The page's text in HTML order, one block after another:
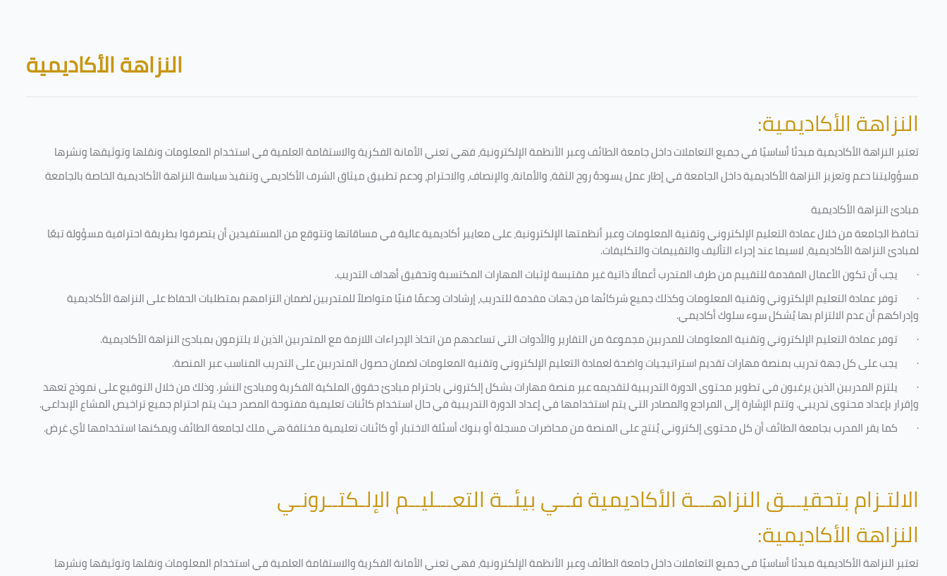
Blocks
النزاهة الأكاديمية
النزاهة الأكاديمية:
تعتبر النزاهة الأكاديمية مبدئا أساسيًا في جميع التعاملات داخل جامعة الطائف وعبر الأنظمة الإلكترونية، فهي تعني الأمانة الفكرية والاستقامة العلمية في استخدام المعلومات ونقلها وتوثيقها ونشرها
مسؤوليتنا دعم وتعزيز النزاهة الأكاديمية داخل الجامعة في إطار عمل يسودهُ روح الثقة، والأمانة، والإنصاف، والاحترام، ودعم تطبيق ميثاق الشرف الأكاديمي وتنفيذ سياسة النزاهة الأكاديمية الخاصة بالجامعة
مبادئ النزاهة الأكاديمية
تحافظ الجامعة من خلال عمادة التعليم الإلكتروني وتقنية المعلومات وعبر أنظمتها الإلكترونية، على معايير أكاديمية عالية في مساقاتها وتتوقع من المستفيدين أن يتصرفوا بطريقة احترافية مسؤولة تبعًا
لمبادئ النزاهة الأكاديمية، لاسيما عند إجراء التأليف والتقييمات والتكليفات.
· يجب أن تكون الأعمال المقدمة للتقييم من طرف المتدرب أعمالًا ذاتية غير مقتبسة لإثبات المهارات المكتسبة وتحقيق أهداف التدريب.
· توفر عمادة التعليم الإلكتروني وتقنية المعلومات وكذلك جميع شركائها من جهات مقدمة للتدريب، إرشادات ودعمًا فنيًا متواصلاً للمتدربين لضمان التزامهم بمتطلبات الحفاظ على النزاهة الأكاديمية
وإدراكهم أن عدم الالتزام بها يُشكل سوء سلوك أكاديمي.
· توفر عمادة التعليم الإلكتروني وتقنية المعلومات للمدربين مجموعة من التقارير والأدوات التي تساعدهم من اتخاذ الإجراءات اللازمة مع المتدربين الذين لا يلتزمون بمبادئ النزاهة الأكاديمية.
· يجب على كل جهة تدريب بمنصة مهارات تقديم استراتيجيات واضحة لعمادة التعليم الإلكتروني وتقنية المعلومات لضمان حصول المتدربين على التدريب المناسب عبر المنصة.
· يلتزم المدربين الذين يرغبون في تطوير محتوى الدورة التدريبية لتقديمه عبر منصة مهارات بشكل إلكتروني باحترام مبادئ حقوق الملكية الفكرية ومبادئ النشر. وذلك من خلال التوقيع على نموذج تعهد
وإقرار بإعداد محتوى تدريبي. وتتم الإشارة إلى المراجع والمصادر التي يتم استخدامها في إعداد الدورة التدريبية في حال استخدام كائنات تعليمية مفتوحة المصدر حيث يتم احترام جميع تراخيص المشاع الإبداعي.
· كما يقر المدرب بجامعة الطائف أن كل محتوى إلكتروني يُنتج على المنصة من محاضرات مسجلة أو بنوك أسئلة الاختبار أو كائنات تعليمية مختلفة هي ملك لجامعة الطائف ويمكنها استخدامها لأي غرض.
الالتـزام بتحقيـــق النزاهـــة الأكاديمية فــي بيئــة التعـــليــم الإلـكتــرونـي
النزاهة الأكاديمية:
تعتبر النزاهة الأكاديمية مبدئا أساسيًا في جميع التعاملات داخل جامعة الطائف وعبر الأنظمة الإلكترونية، فهي تعني الأمانة الفكرية والاستقامة العلمية في استخدام المعلومات ونقلها وتوثيقها ونشرها